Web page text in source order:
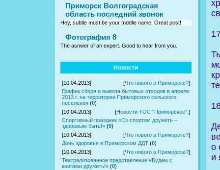
Приморск Волгоградская
область последний звонок
Hey, subtle must be your mddlie name. Great post!
Фотография 8
The asnwer of an expert. Good to hear from you.
Новости
[10.04.2013] [Что нового в Приморске?]
График сбора и вывоза бытовых отходов в апреле
2013 г. на территории Приморского сельского
поселения (0)
[10.04.2013]
[Новости ТОС "Приморское". ]
Спортивный праздник «Со спортом дружить –
здоровым быть!» (0)
[10.04.2013]
[Что нового в Приморске?]
День здоровья в Приморском ДДТ (0)
[10.04.2013]
[Что нового в Приморске?]
Театрализованное представление «Будем с
книгами дружить!» (0)
о
и